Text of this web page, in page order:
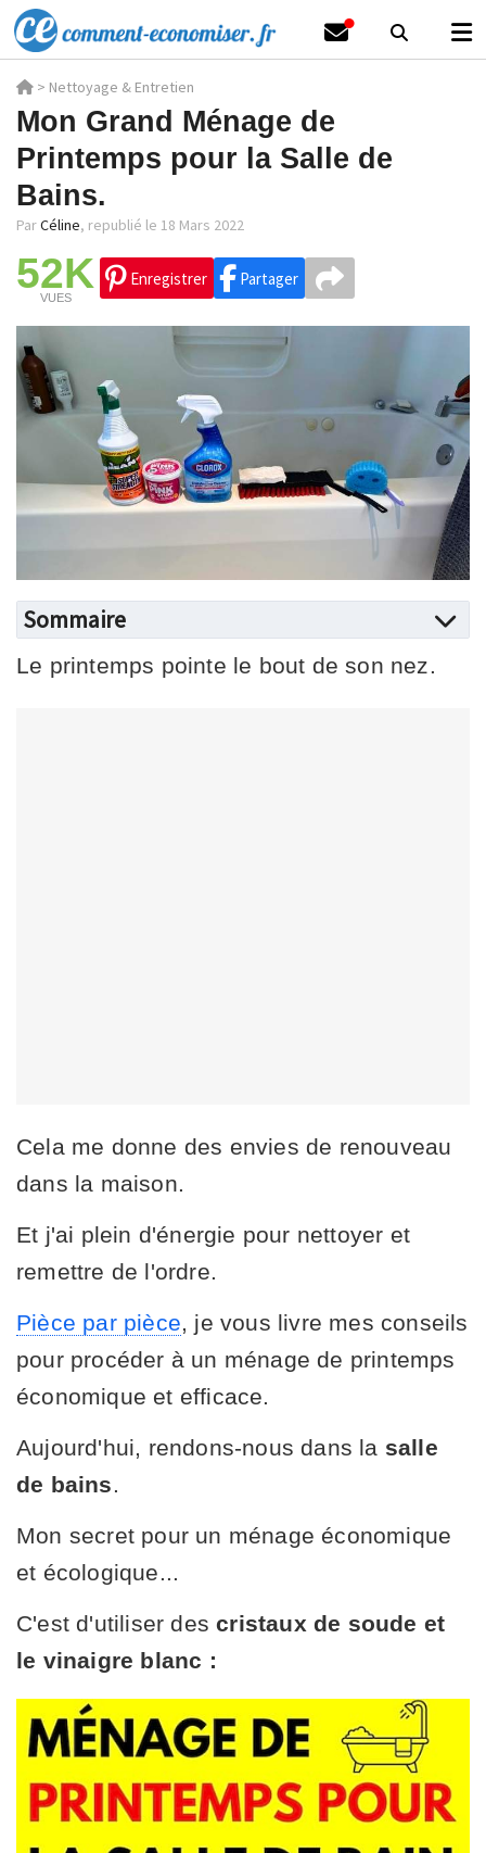
> Nettoyage & Entretien
Mon Grand Ménage de
Printemps pour la Salle de
Bains.
ParCéline, republié le 18 Mars 2022
52K
VUES
Enregistrer Partager
Sommaire
Le printemps pointe le bout de son nez.
Cela me donne des envies de renouveau
dans la maison.
Et j'ai plein d'énergie pour nettoyer et
remettre de l'ordre.
Pièce par pièce , je vous livre mes conseils
pour procéder à un ménage de printemps
économique et efficace.
Aujourd'hui, rendons-nous dans la salle
de bains
Mon secret pour un ménage économique
et écologique...
C'est d'utiliser descristaux de soude et
le vinaigre blanc :